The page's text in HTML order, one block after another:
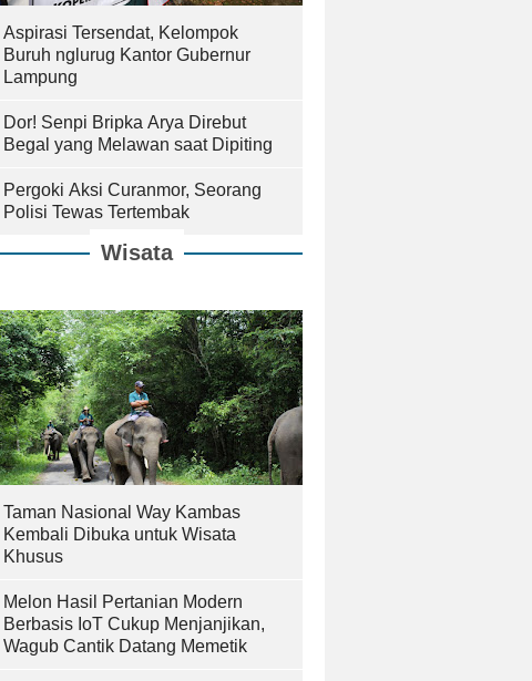
Aspirasi Tersendat, Kelompok
Buruh nglurug Kantor Gubernur
Lampung
Dor! Senpi Bripka Arya Direbut
Begal yang Melawan saat Dipiting
Pergoki Aksi Curanmor, Seorang
Polisi Tewas Tertembak
Wisata
Taman Nasional Way Kambas
Kembali Dibuka untuk Wisata
Khusus
Melon Hasil Pertanian Modern
Berbasis IoT Cukup Menjanjikan,
Wagub Cantik Datang Memetik